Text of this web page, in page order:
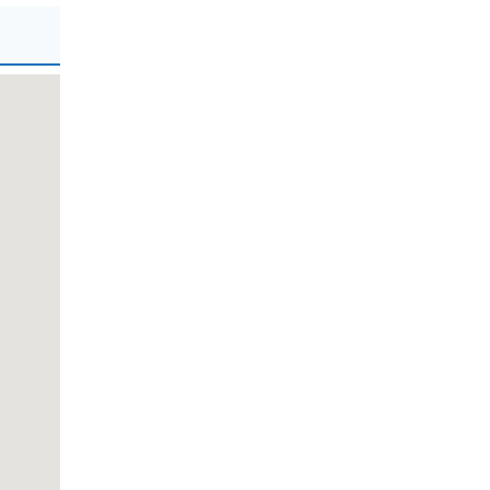
さ